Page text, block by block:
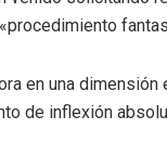
en una
de inflexión